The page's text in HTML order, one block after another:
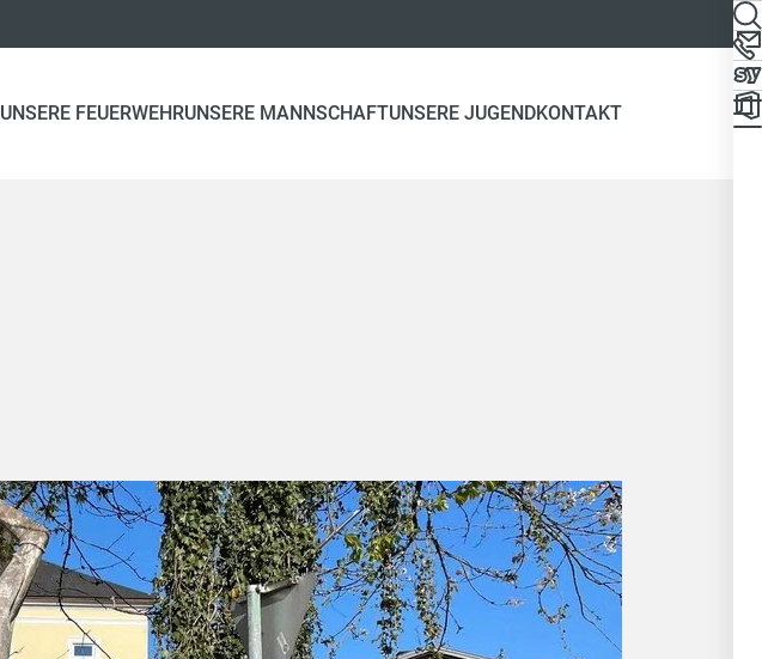
UNSERE FEUERWEHRUNSERE MANNSCHAFTUNSERE JUGENDKONTAKT